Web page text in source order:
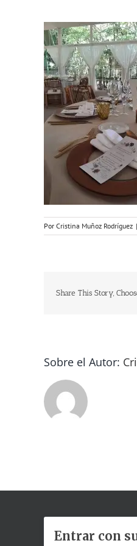
Por Cristina Muñoz Rodríguez |
Share This Story,
Sobre el Autor:
Entrar con